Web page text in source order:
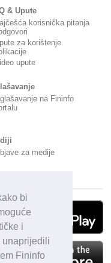
bi
i
unaprijedili
Fininfo
& Upute
korisnička pitanja
za korištenje
upute
na Fininfo
za medije